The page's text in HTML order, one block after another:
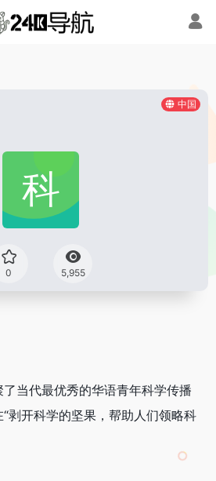
中国
0 5,955
当代最优秀的华语青年科学传播
剥开科学的坚果，帮助人们领略科